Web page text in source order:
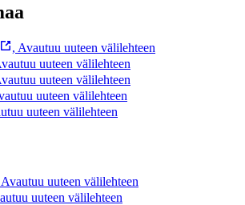
, Avautuu uuteen välilehteen
uuteen välilehteen
uuteen välilehteen
uuteen välilehteen
uuteen välilehteen
Avautuu uuteen välilehteen
uuteen välilehteen